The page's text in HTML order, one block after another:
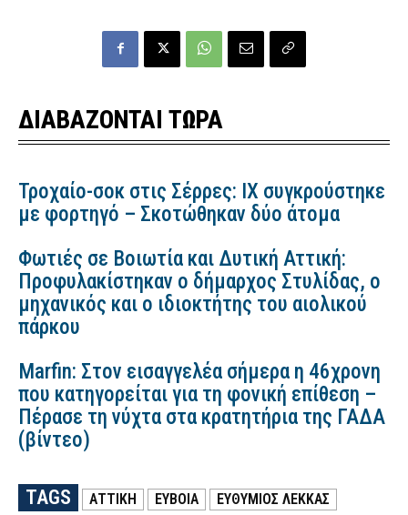
ΔΙΑΒΑΖΟΝΤΑΙ ΤΩΡΑ
Τροχαίο-σοκ στις Σέρρες: ΙΧ συγκρούστηκε
με φορτηγό – Σκοτώθηκαν δύο άτομα
Φωτιές σε Βοιωτία και Δυτική Αττική:
Προφυλακίστηκαν ο δήμαρχος Στυλίδας, ο
μηχανικός και ο ιδιοκτήτης του αιολικού
πάρκου
Marfin: Στον εισαγγελέα σήμερα η 46χρονη
που κατηγορείται για τη φονική επίθεση –
Πέρασε τη νύχτα στα κρατητήρια της ΓΑΔΑ
(βίντεο)
TAGS ΑΤΤΙΚΗ ΕΥΒΟΙΑ ΕΥΘΥΜΙΟΣ ΛΕΚΚΑΣ